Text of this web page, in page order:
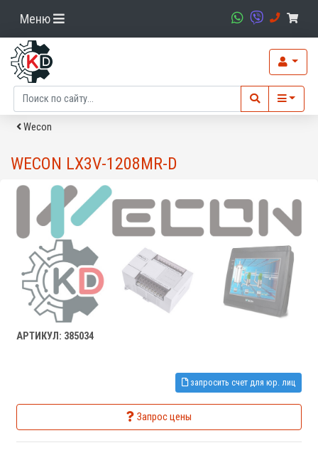
Меню
Wecon
WECON LX3V-1208MR-D
АРТИКУЛ: 385034
запросить счет для юр. лиц
Запрос цены